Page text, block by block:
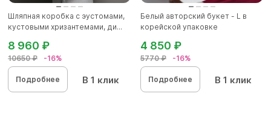
Шляпная коробка с эустомами,
кустовыми хризантемами, ди...
10650 ₽ -16%
8 960 ₽
Подробнее В 1 клик
Белый авторский букет - L в
корейской упаковке
5770 ₽ -16%
4 850 ₽
Подробнее В 1 клик